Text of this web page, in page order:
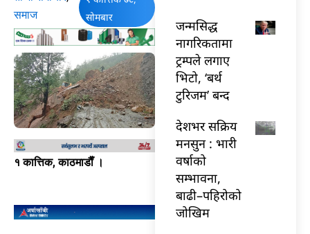
समाज
सोमबार
१ कात्तिक, काठमाडाैँ ।
जन्मसिद्ध
नागरिकतामा
ट्रम्पले लगाए
भिटो, ‘बर्थ
टुरिजम’ बन्द
देशभर सक्रिय
मनसुन : भारी
वर्षाको
सम्भावना,
बाढी–पहिरोको
जोखिम